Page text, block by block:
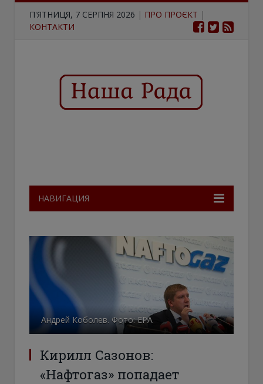
П'ЯТНИЦЯ, 7 СЕРПНЯ 2026 | ПРО ПРОЄКТ |
КОНТАКТИ
НАВИГАЦИЯ
Андрей Коболев. Фото: ЕРА
Кирилл Сазонов:
«Нафтогаз» попадает